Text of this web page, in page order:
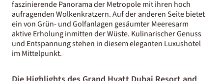
faszinierende Panorama der Metropole mit ihren hoch
aufragenden Wolkenkratzern. Auf der anderen Seite bietet
ein von Grün- und Golfanlagen gesäumter Meeresarm
aktive Erholung inmitten der Wüste. Kulinarischer Genuss
und Entspannung stehen in diesem eleganten Luxushotel
im Mittelpunkt.